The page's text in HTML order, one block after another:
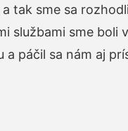
tak sme sa
službami sme boli
a páčil sa nám aj